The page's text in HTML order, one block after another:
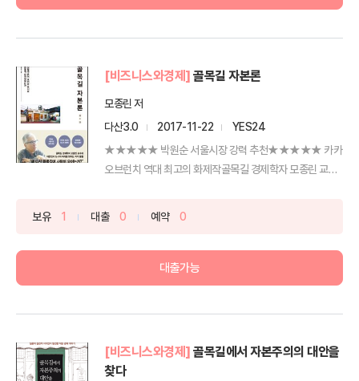
[비즈니스와경제] 골목길 자본론
모종린 저
다산3.0
2017-11-22
YES24
★★★★★ 박원순 서울시장 강력 추천★★★★★ 카카
오브런치 역대 최고의 화제작골목길 경제학자 모종린 교수
보유 1 대출 0 예약 0
대출가능
[비즈니스와경제] 골목길에서 자본주의의 대안을
찾다